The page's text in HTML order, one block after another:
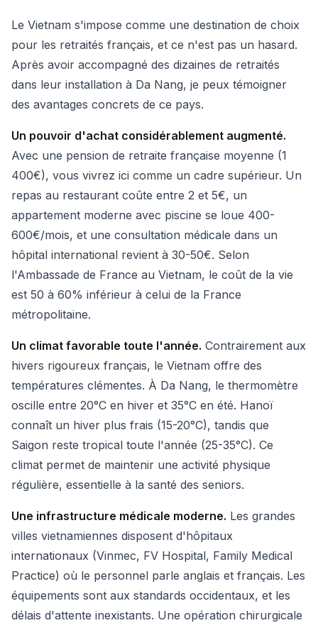
Le Vietnam s'impose comme une destination de choix
pour les retraités français, et ce n'est pas un hasard.
Après avoir accompagné des dizaines de retraités
dans leur installation à Da Nang, je peux témoigner
des avantages concrets de ce pays.
Un pouvoir d'achat considérablement augmenté.
Avec une pension de retraite française moyenne (1
400€), vous vivrez ici comme un cadre supérieur. Un
repas au restaurant coûte entre 2 et 5€, un
appartement moderne avec piscine se loue 400-
600€/mois, et une consultation médicale dans un
hôpital international revient à 30-50€. Selon
l'Ambassade de France au Vietnam, le coût de la vie
est 50 à 60% inférieur à celui de la France
métropolitaine.
Un climat favorable toute l'année. Contrairement aux
hivers rigoureux français, le Vietnam offre des
températures clémentes. À Da Nang, le thermomètre
oscille entre 20°C en hiver et 35°C en été. Hanoï
connaît un hiver plus frais (15-20°C), tandis que
Saigon reste tropical toute l'année (25-35°C). Ce
climat permet de maintenir une activité physique
régulière, essentielle à la santé des seniors.
Une infrastructure médicale moderne. Les grandes
villes vietnamiennes disposent d'hôpitaux
internationaux (Vinmec, FV Hospital, Family Medical
Practice) où le personnel parle anglais et français. Les
équipements sont aux standards occidentaux, et les
délais d'attente inexistants. Une opération chirurgicale